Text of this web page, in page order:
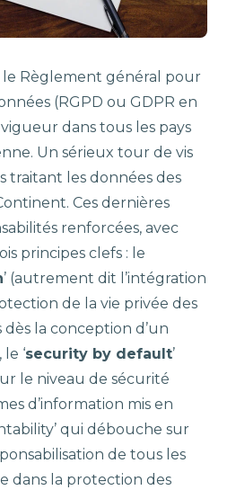
le Règlement général pour
(RGPD ou GDPR en
dans tous les pays
Un sérieux tour de vis
traitant les données des
Ces dernières
renforcées, avec
principes clefs : le
’ (autrement dit l’intégration
de la vie privée des
la conception d’un
‘security by default’
le niveau de sécurité
d’information mis en
qui débouche sur
de tous les
dans la protection des